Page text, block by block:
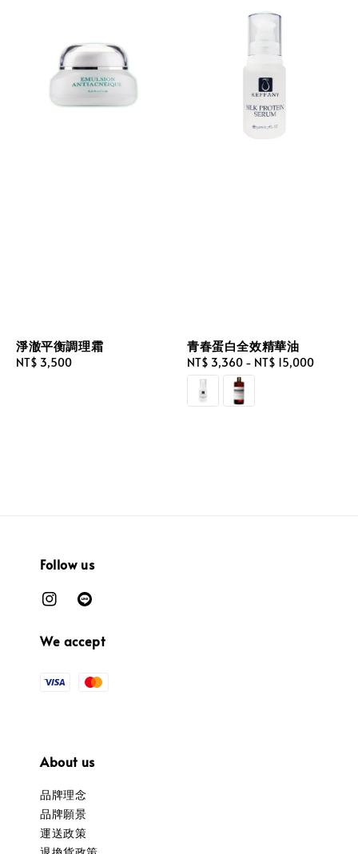
淨澈平衡調理霜
Regular
NT$ 3,500
青春蛋白全效精華油
Regular
price
NT$ 3,360 - NT$ 15,000
Follow us
We accept
About us
品牌理念
品牌願景
運送政策